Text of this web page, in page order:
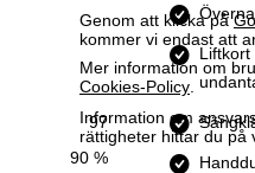
Genom att klicka på
kommer vi endast att
Mer information om
Cookies-Policy
Information om
rättigheter hittar du på
97
90 %
d
a
Liftkort